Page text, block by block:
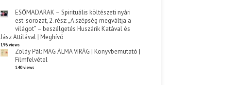
ESŐMADARAK – Spirituális költészeti nyári
est-sorozat, 2. rész: „A szépség megváltja a
világot” – beszélgetés Huszárik Katával és
Jász Attilával | Meghívó
193 views
Zöldy Pál: MAG ÁLMA VIRÁG | Könyvbemutató |
Filmfelvétel
140 views